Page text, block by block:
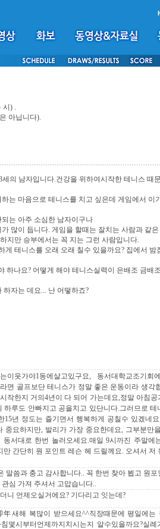
시) .
아닙니다).
의 남자입니다.건강을 위하여시작한 테니스 때
는 마음으로 테니스를 치고 싶은데 게임에서 이
는 아주 소심한 남자이구나
많이 듭니다. 게임을 할때는 잘치는 사람과 같
지만 승부에서는 꼭 지는 그런 사람입니다.
게 테니스를 오래 오래 칠수 있을까요? 집에서
하나요? 어떻게 해야 테니스실력이 은배조 금배
자는 데요... 난 어떻하죠?
이웃가야1동에살고있구요, 동서대학교조기회
면 골프보단 테니스가 정말 좋은 운동이라 생각
작한지 거의4년이 다 되어 가는데요,정말 아침공
하루도 안빠지고 공을치고 있단니다.그러므로 테
15년 정도는 즐기면서 행복하게 공칠수 있겠네
중요하지만, 발리가 가장 중요한데요, 그부분만
동서대로 한번 놀러오세요.매일 9시까진 주말에
만 간단히 원 포인트 레슨 헤 드릴께요. 오셔서 저
말씀과 충고 감사합니다.. 꼭 한번 찾아 뵙고 원
심 가져 주셔서 고맙습니다..
니 언제오실거에요? 기다리고 잇는데?
새해 복많이 받으세요^^직장때문에 평일에는
몇시부터언제까지치시는지 알수있을까요?실